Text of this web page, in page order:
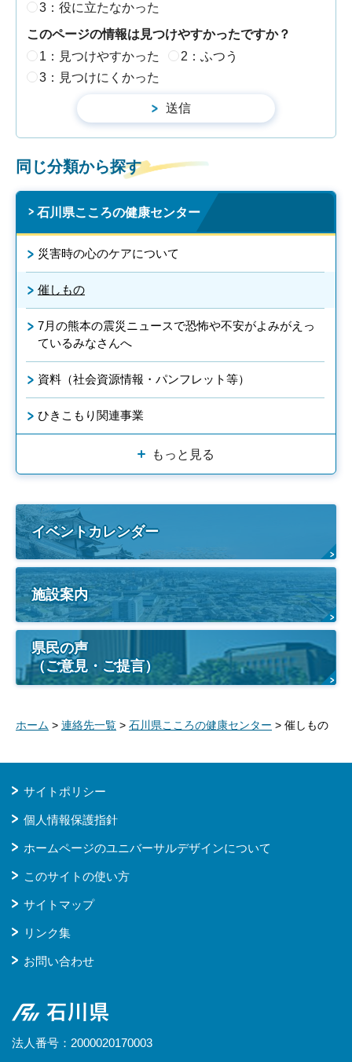
3：役に立たなかった
このページの情報は見つけやすかったですか？
1：見つけやすかった
2：ふつう
3：見つけにくかった
同じ分類から探す
石川県こころの健康センター
災害時の心のケアについて
催しもの
7月の熊本の震災ニュースで恐怖や不安がよみがえっ
ているみなさんへ
資料（社会資源情報・パンフレット等）
ひきこもり関連事業
もっと見る
イベントカレンダー
施設案内
県民の声
（ご意見・ご提言）
ホーム > 連絡先一覧 > 石川県こころの健康センター > 催しもの
サイトポリシー
個人情報保護指針
ホームページのユニバーサルデザインについて
このサイトの使い方
サイトマップ
リンク集
お問い合わせ
石川県
法人番号：2000020170003